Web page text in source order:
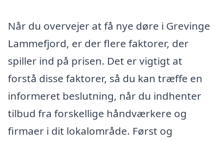
Når du overvejer at få nye døre i Grevinge
Lammefjord, er der flere faktorer, der
spiller ind på prisen. Det er vigtigt at
forstå disse faktorer, så du kan træffe en
informeret beslutning, når du indhenter
tilbud fra forskellige håndværkere og
firmaer i dit lokalområde. Først og